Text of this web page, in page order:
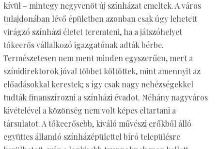
kívül – mintegy negyvenöt új színházat emeltek. A város
tulajdonában lévő épületben azonban csak úgy lehetett
virágzó színházi életet teremteni, ha a játszóhelyet
tőkeerős vállalkozó igazgatónak adták bérbe.
Természetesen nem ment minden egyszerűen, mert a
színidirektorok jóval többet költöttek, mint amennyit az
előadásokkal kerestek; s így csak nagy nehézségekkel
tudták finanszírozni a színházi évadot. Néhány nagyváros
kivételével a közönség nem volt képes eltartani a
társulatot. A tőkeerősebb, kiváló művészi erőkből álló
együttes állandó színházépülettel bíró településre